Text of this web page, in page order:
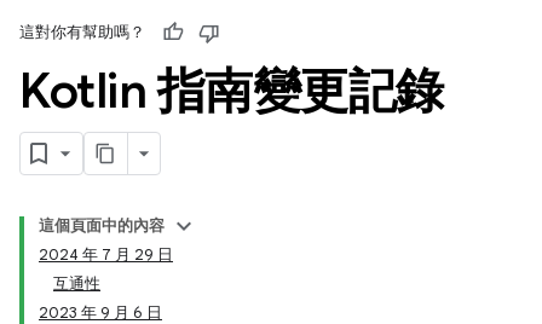
這對你有幫助嗎？
Kotlin 指南變更記錄
這個頁面中的內容
2024 年 7 月 29 日
互通性
2023 年 9 月 6 日